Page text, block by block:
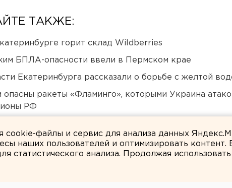
ТАКЖЕ:
горит склад Wildberries
БПЛА-опасности ввели в Пермском крае
Екатеринбурга рассказали о борьбе с желтой
опасны ракеты «Фламинго», которыми Украина
РФ
cookie-файлы и сервис для анализа данных
наших пользователей и оптимизировать
статистического анализа. Продолжая